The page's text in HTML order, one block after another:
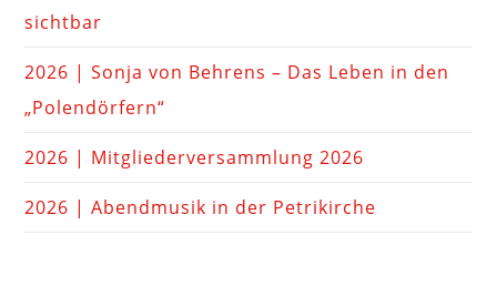
sichtbar
2026 | Sonja von Behrens – Das Leben in den
„Polendörfern“
2026 | Mitgliederversammlung 2026
2026 | Abendmusik in der Petrikirche